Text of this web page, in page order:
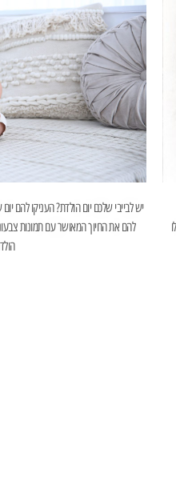
יש לבייבי שלכם יום הולדת? העניקו להם
להם את החיוך המאושר עם תמונות